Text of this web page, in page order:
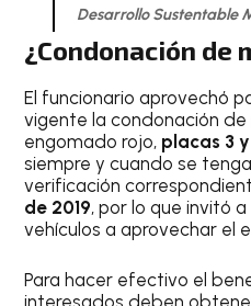
Desarrollo Sustentable
¿Condonación de
El funcionario aprovechó
vigente la condonación
engomado rojo, placas 3
siempre y cuando se
verificación
de 2019, por lo que invitó
vehículos a aprovechar el
Para hacer efectivo el
interesados deben